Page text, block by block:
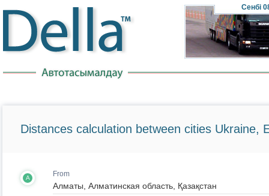
Сенбі
Distances calculation between cities Ukraine,
A From